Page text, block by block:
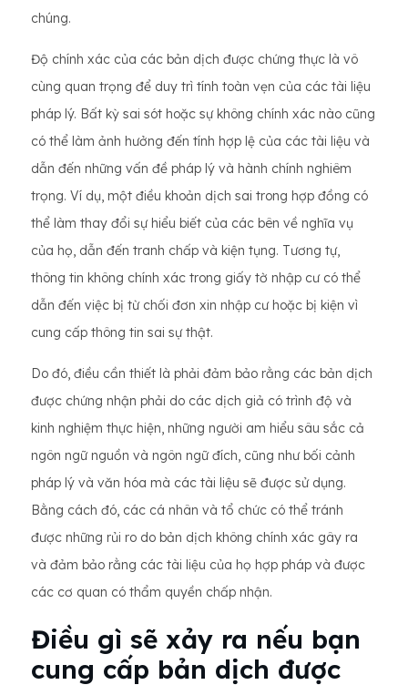
chúng.
Độ chính xác của các bản dịch được chứng thực là vô
cùng quan trọng để duy trì tính toàn vẹn của các tài liệu
pháp lý. Bất kỳ sai sót hoặc sự không chính xác nào cũng
có thể làm ảnh hưởng đến tính hợp lệ của các tài liệu và
dẫn đến những vấn đề pháp lý và hành chính nghiêm
trọng. Ví dụ, một điều khoản dịch sai trong hợp đồng có
thể làm thay đổi sự hiểu biết của các bên về nghĩa vụ
của họ, dẫn đến tranh chấp và kiện tụng. Tương tự,
thông tin không chính xác trong giấy tờ nhập cư có thể
dẫn đến việc bị từ chối đơn xin nhập cư hoặc bị kiện vì
cung cấp thông tin sai sự thật.
Do đó, điều cần thiết là phải đảm bảo rằng các bản dịch
được chứng nhận phải do các dịch giả có trình độ và
kinh nghiệm thực hiện, những người am hiểu sâu sắc cả
ngôn ngữ nguồn và ngôn ngữ đích, cũng như bối cảnh
pháp lý và văn hóa mà các tài liệu sẽ được sử dụng.
Bằng cách đó, các cá nhân và tổ chức có thể tránh
được những rủi ro do bản dịch không chính xác gây ra
và đảm bảo rằng các tài liệu của họ hợp pháp và được
các cơ quan có thẩm quyền chấp nhận.
Điều gì sẽ xảy ra nếu bạn
cung cấp bản dịch được